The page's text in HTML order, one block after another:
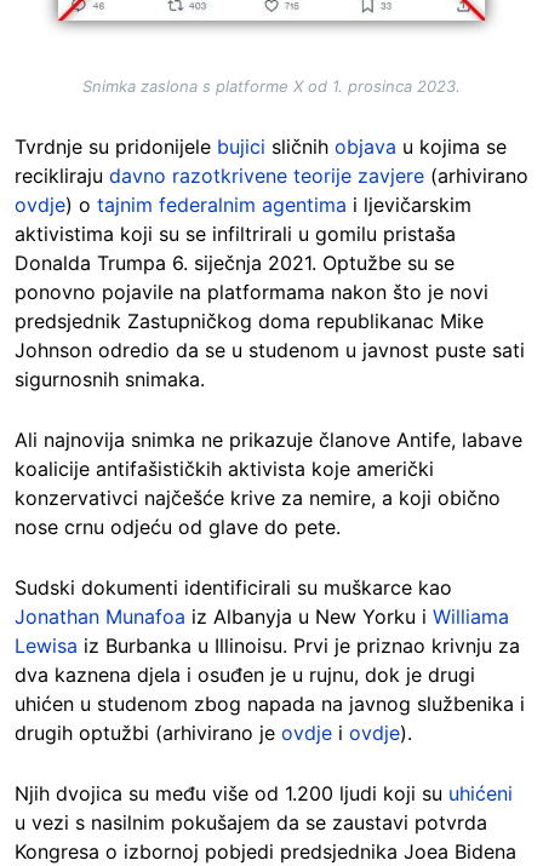
Snimka zaslona s platforme X od 1. prosinca 2023.
Tvrdnje su pridonijele bujici sličnih objava u kojima se
recikliraju davno razotkrivene teorije zavjere (arhivirano
ovdje) o tajnim federalnim agentima i ljevičarskim
aktivistima koji su se infiltrirali u gomilu pristaša
Donalda Trumpa 6. siječnja 2021. Optužbe su se
ponovno pojavile na platformama nakon što je novi
predsjednik Zastupničkog doma republikanac Mike
Johnson odredio da se u studenom u javnost puste sati
sigurnosnih snimaka.
Ali najnovija snimka ne prikazuje članove Antife, labave
koalicije antifašističkih aktivista koje američki
konzervativci najčešće krive za nemire, a koji obično
nose crnu odjeću od glave do pete.
Sudski dokumenti identificirali su muškarce kao
Jonathan Munafoa iz Albanyja u New Yorku i Williama
Lewisa iz Burbanka u Illinoisu. Prvi je priznao krivnju za
dva kaznena djela i osuđen je u rujnu, dok je drugi
uhićen u studenom zbog napada na javnog službenika i
drugih optužbi (arhivirano je ovdje i ovdje).
Njih dvojica su među više od 1.200 ljudi koji su uhićeni
u vezi s nasilnim pokušajem da se zaustavi potvrda
Kongresa o izbornoj pobjedi predsjednika Joea Bidena